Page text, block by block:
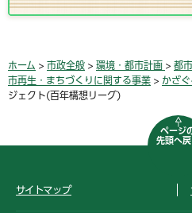
ホーム > 市政全般 > 環境・都市計画 > 都
市再生・まちづくりに関する事業 > かざ
ジェクト(百年構想リーグ)
ページ
先頭へ戻
サイトマップ